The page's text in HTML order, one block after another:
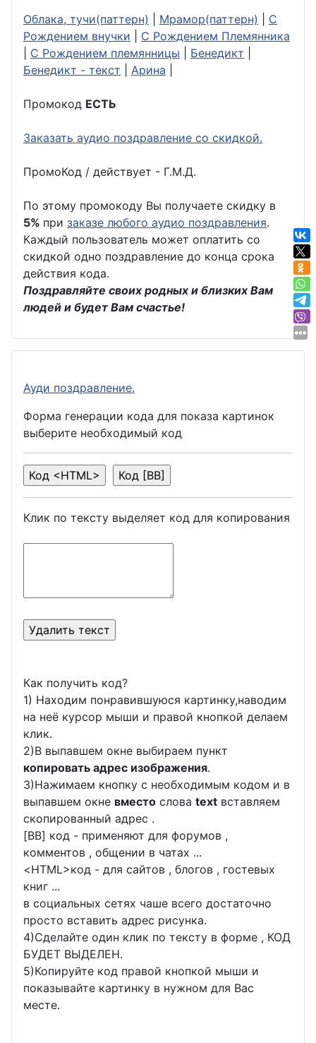
Облака, тучи(паттерн)
Мрамор(паттерн)
С
Рождением внучки
С Рождением Племянника
С Рождением племянницы Бенедикт
Бенедикт - текст
Арина
Промокод ЕСТЬ
Заказать аудио поздравление со скидкой.
ПромоКод / действует - Г.М.Д.
По этому промокоду Вы получаете скидку в
5% при заказе любого аудио поздравления.
Каждый пользователь может оплатить со
скидкой одно поздравление до конца срока
действия кода.
Поздравляйте своих родных и близких Вам
людей и будет Вам счастье!
Ауди поздравление.
Форма генерации кода для показа картинок
выберите необходимый код
Клик по тексту выделяет код для копирования
Как получить код?
1) Находим понравившуюся картинку,наводим
на неё курсор мыши и правой кнопкой делаем
клик.
2)В выпавшем окне выбираем пункт
копировать адрес изображения.
3)Нажимаем кнопку с необходимым кодом и в
выпавшем окне вместо слова text вставляем
скопированный адрес .
[BB] код - применяют для форумов ,
комментов , общении в чатах ...
<HTML>код - для сайтов , блогов , гостевых
книг ...
в социальных сетях чаше всего достаточно
просто вставить адрес рисунка.
4)Сделайте один клик по тексту в форме , КОД
БУДЕТ ВЫДЕЛЕН.
5)Копируйте код правой кнопкой мыши и
показывайте картинку в нужном для Вас
месте.